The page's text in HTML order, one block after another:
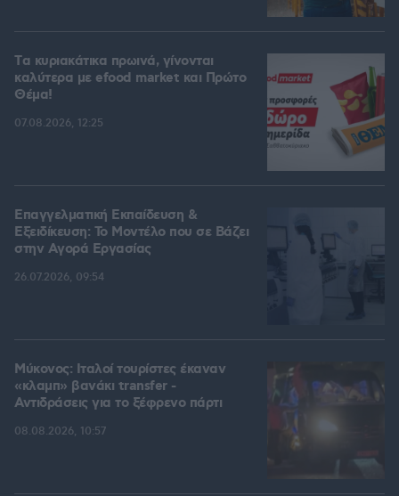
Tα κυριακάτικα πρωινά, γίνονται
καλύτερα με efood market και Πρώτο
Θέμα!
07.08.2026, 12:25
Επαγγελματική Εκπαίδευση &
Εξειδίκευση: Το Mοντέλο που σε Bάζει
στην Aγορά Eργασίας
26.07.2026, 09:54
Μύκονος: Ιταλοί τουρίστες έκαναν
«κλαμπ» βανάκι transfer -
Αντιδράσεις για το ξέφρενο πάρτι
08.08.2026, 10:57